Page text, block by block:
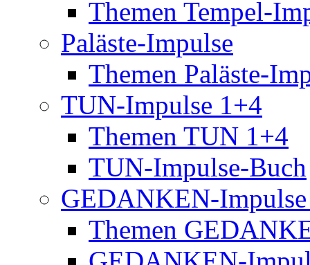
Themen Tempel-
Paläste-Impulse
Themen Paläste-
TUN-Impulse 1+4
Themen TUN 1+4
TUN-Impulse-Buch
GEDANKEN-
Themen